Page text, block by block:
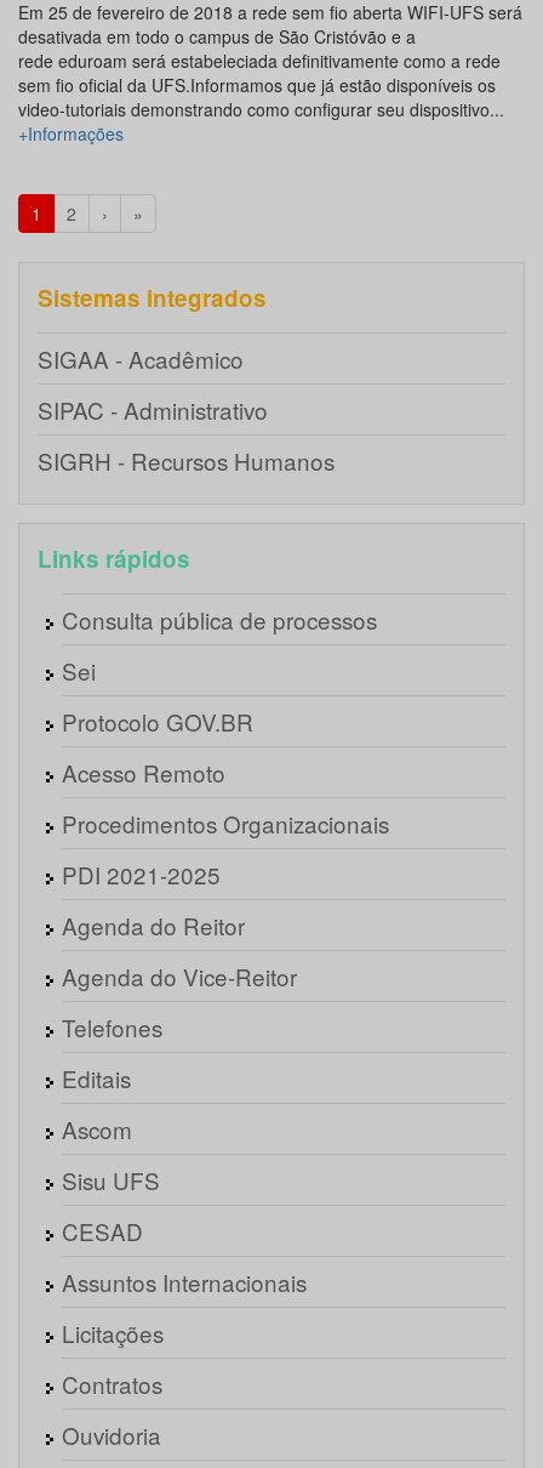
Em 25 de fevereiro de 2018 a rede sem fio aberta WIFI-UFS será
desativada em todo o campus de São Cristóvão e a
rede eduroam será estabeleciada definitivamente como a rede
sem fio oficial da UFS.Informamos que já estão disponíveis os
video-tutoriais demonstrando como configurar seu dispositivo...
+Informações
1 2 › »
Sistemas integrados
SIGAA - Acadêmico
SIPAC - Administrativo
SIGRH - Recursos Humanos
Links rápidos
Consulta pública de processos
Sei
Protocolo GOV.BR
Acesso Remoto
Procedimentos Organizacionais
PDI 2021-2025
Agenda do Reitor
Agenda do Vice-Reitor
Telefones
Editais
Ascom
Sisu UFS
CESAD
Assuntos Internacionais
Licitações
Contratos
Ouvidoria